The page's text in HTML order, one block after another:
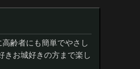
齢者にも簡単でやさし
きお城好きの方まで楽し